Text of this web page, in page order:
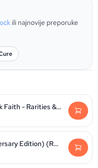
ili najnovije preporuke
Carnage Visors Soundtrack Faith - Rarities & B Sides LTD Smoke Vinyl
Greatest Hits (25th Anniversary Edition) (RSD 2026 - silver vinyl)